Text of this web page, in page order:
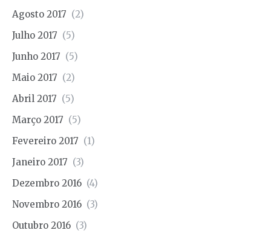
Agosto 2017 (2)
Julho 2017 (5)
Junho 2017 (5)
Maio 2017 (2)
Abril 2017 (5)
Março 2017 (5)
Fevereiro 2017 (1)
Janeiro 2017 (3)
Dezembro 2016 (4)
Novembro 2016 (3)
Outubro 2016 (3)